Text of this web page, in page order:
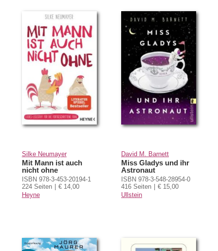
Silke Neumayer
Mit Mann ist auch
nicht ohne
ISBN 978-3-453-20194-1
224 Seiten
€ 14,00
Heyne
David M. Barnett
Miss Gladys und ihr
Astronaut
ISBN 978-3-548-28954-0
416 Seiten
€ 15,00
Ullstein